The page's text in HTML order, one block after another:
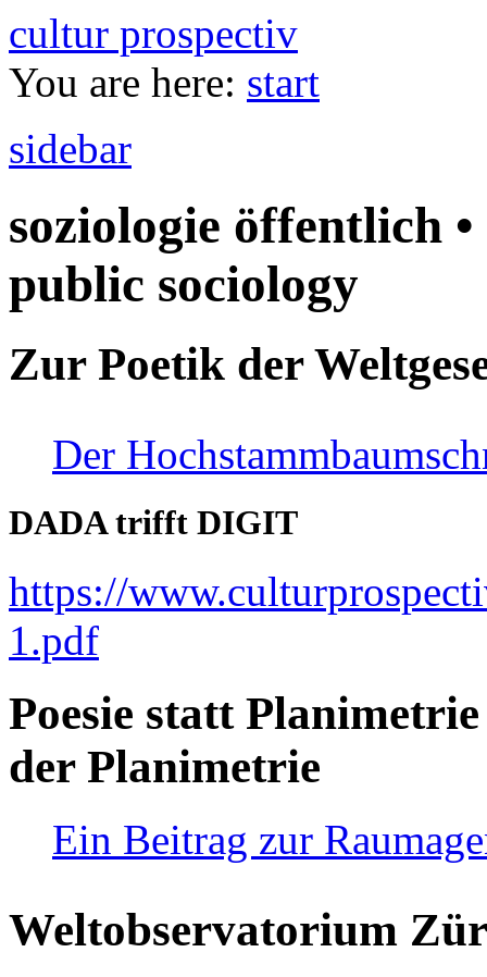
cultur prospectiv
You are here: start
sidebar
soziologie öffentlich
public sociology
Zur Poetik der
Der
DADA trifft DIGIT
https://
1.pdf
Poesie statt
der Planimetrie
Ein Beitrag zur
Weltobservatorium